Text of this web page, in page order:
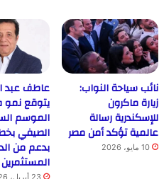
نائب سياحة النواب:
زيارة ماكرون
للإسكندرية رسالة
عالمية تؤكد أمن مصر
10 مايو، 2026
عاطف عبد
يتوقع
الموسم
الصيفي
بدعم من
المستثمرين
23 أبريل، 2026